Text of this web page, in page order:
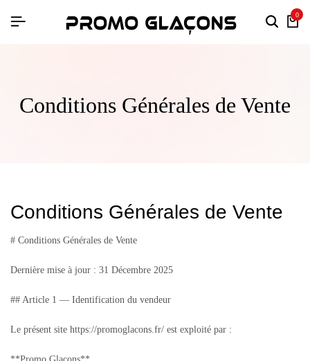
0
Conditions Générales de Vente
Conditions Générales de Vente
# Conditions Générales de Vente
Dernière mise à jour : 31 Décembre 2025
## Article 1 — Identification du vendeur
Le présent site https://promoglacons.fr/ est exploité par :